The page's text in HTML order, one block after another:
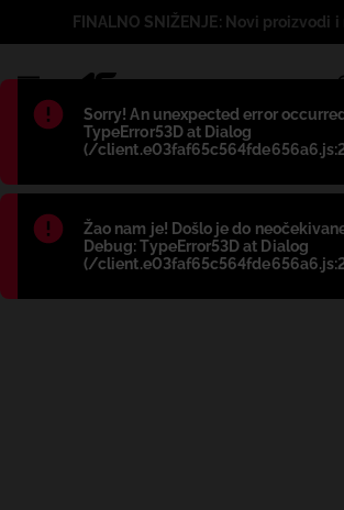
Błąd:
Sorry! An unexpected error
TypeError53D at Dialog
(/
Błąd:
Žao nam je! Došlo je do
Debug: TypeError53D at Dialog
(/
FINALNO SNIŽENJE: Novi proizvodi